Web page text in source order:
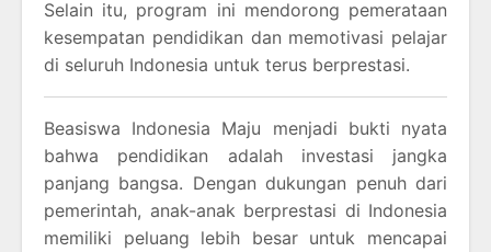
Selain itu, program ini mendorong pemerataan
kesempatan pendidikan dan memotivasi pelajar
di seluruh Indonesia untuk terus berprestasi.
Beasiswa Indonesia Maju menjadi bukti nyata
bahwa pendidikan adalah investasi jangka
panjang bangsa. Dengan dukungan penuh dari
pemerintah, anak-anak berprestasi di Indonesia
memiliki peluang lebih besar untuk mencapai